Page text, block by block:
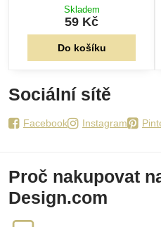
Skladem
59 Kč
Do košíku
Sociální sítě
Facebook Instagram
Proč nakupovat
Design.com